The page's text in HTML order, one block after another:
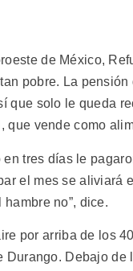
de México,
pobre. La
que solo le queda
que vende como
tres días le
el mes se aliviará
no”, dice.
por arriba de los
Durango. Debajo